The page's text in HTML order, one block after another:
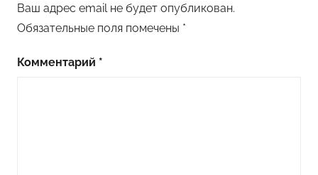
Ваш адрес email не будет опубликован.
Обязательные поля помечены *
Комментарий *